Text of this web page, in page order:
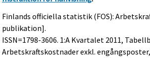
Finlands officiella statistik (FOS):
publikation].
ISSN=1798-3606. 1:a Kvartalet 2011,
Arbetskraftskostnader exkl. engångsposter,